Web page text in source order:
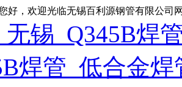
好，欢迎光临无锡百利源钢管有限公司